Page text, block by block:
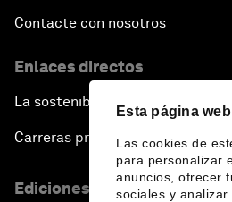
Esta página
Las cookies de
para personalizar
anuncios, ofrecer
sociales y analizar
Contacte con nosotros
Enlaces directos
La sostenibilidad en el Foro
Carreras profesionales
Ediciones en otros idiomas